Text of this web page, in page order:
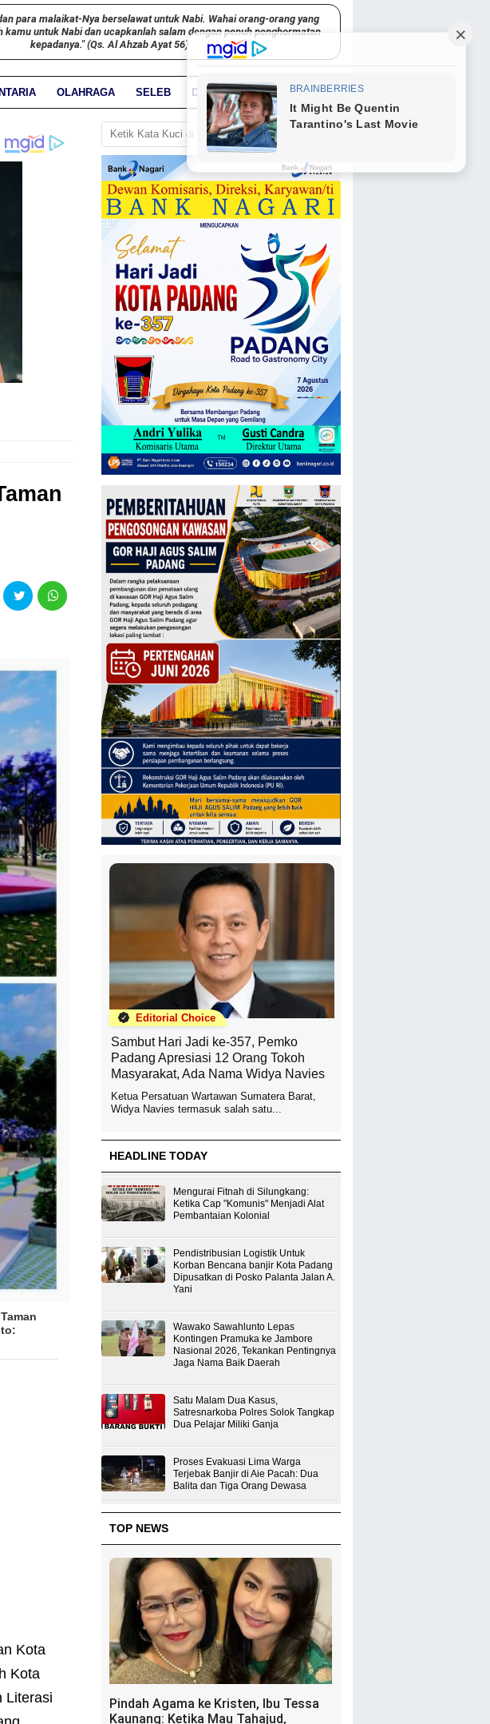
para malaikat-Nya berselawat untuk Nabi. Wahai orang-orang yang
kamu untuk Nabi dan ucapkanlah salam dengan penuh penghormatan
kepadanya." (Qs. Al Ahzab Ayat 56)
OLAHRAGA SELEB DUNIA PARIWARA
Kota
Kota
Literasi
Editorial Choice
Sambut Hari Jadi ke-357, Pemko
Padang Apresiasi 12 Orang Tokoh
Masyarakat, Ada Nama Widya Navies
Ketua Persatuan Wartawan Sumatera Barat,
Widya Navies termasuk salah satu...
HEADLINE TODAY
Mengurai Fitnah di Silungkang:
Ketika Cap "Komunis" Menjadi Alat
Pembantaian Kolonial
Pendistribusian Logistik Untuk
Korban Bencana banjir Kota Padang
Dipusatkan di Posko Palanta Jalan A.
Yani
Wawako Sawahlunto Lepas
Kontingen Pramuka ke Jambore
Nasional 2026, Tekankan Pentingnya
Jaga Nama Baik Daerah
Satu Malam Dua Kasus,
Satresnarkoba Polres Solok Tangkap
Dua Pelajar Miliki Ganja
Proses Evakuasi Lima Warga
Terjebak Banjir di Aie Pacah: Dua
Balita dan Tiga Orang Dewasa
TOP NEWS
Pindah Agama ke Kristen, Ibu Tessa
Kaunang: Ketika Mau Tahajud,